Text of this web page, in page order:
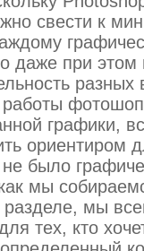
свести к
даже при этом
работы
графики,
ориентиром
было
мы
мы
тех, кто